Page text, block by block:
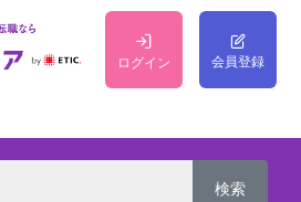
ログイン 会員登録